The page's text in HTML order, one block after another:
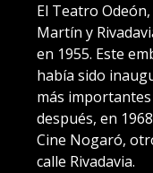
El Teatro
Martín y
en 1955. Este
había sido
más importantes
después, en
Cine Nogaró,
calle Rivadavia.